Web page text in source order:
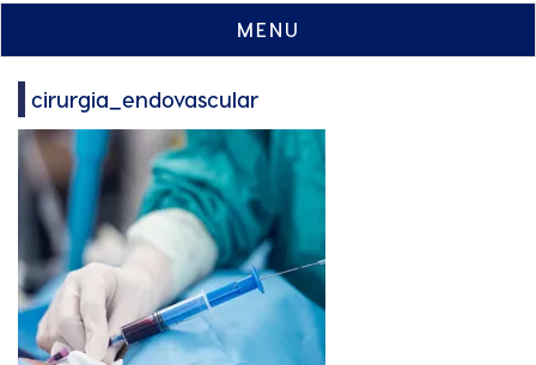
MENU
cirurgia_endovascular